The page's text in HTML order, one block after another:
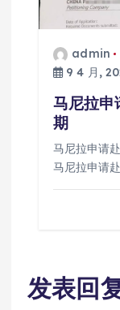
admin
9 4 月,
马尼拉
期
马尼拉申请
马尼拉申请
发表回